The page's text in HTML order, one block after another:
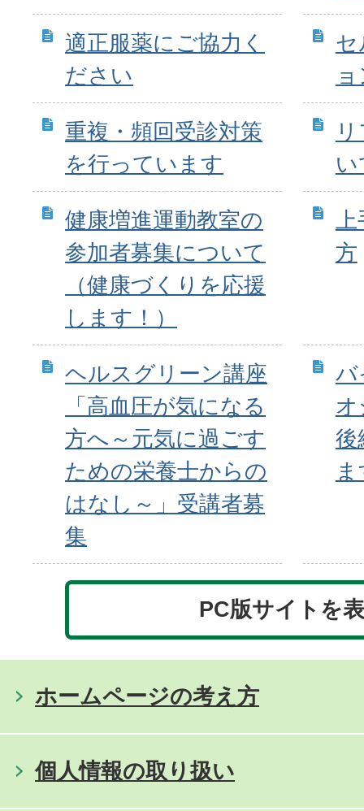
適正服薬にご協力く
ださい
セ
重複・頻回受診対策
を行っています
い
健康増進運動教室の
参加者募集について
（健康づくりを応援
します！）
方
ヘルスグリーン講座
「高血圧が気になる
方へ～元気に過ごす
ための栄養士からの
はなし～」受講者募
集
バ
後
PC版サイトを
ホームページの考え方
個人情報の取り扱い